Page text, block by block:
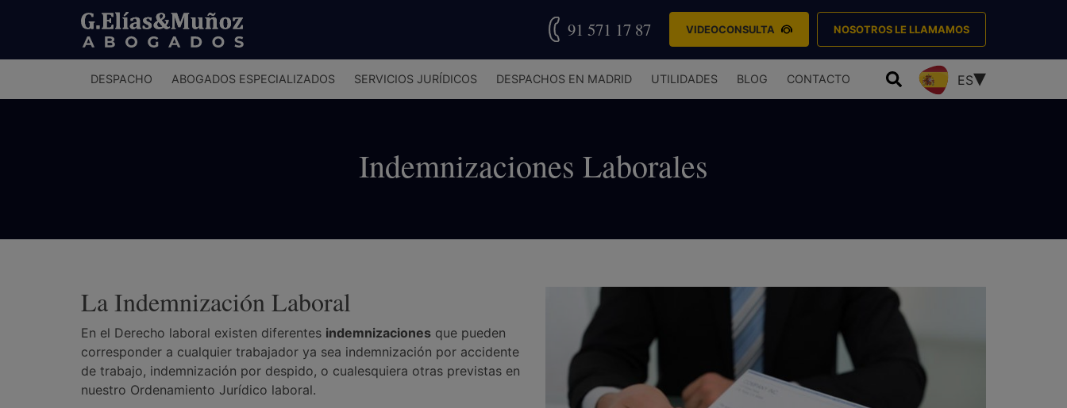
91 571 17 87 VIDEOCONSULTA NOSOTROS LE LLAMAMOS
principal
DESPACHO ABOGADOS ESPECIALIZADOS SERVICIOS JURÍDICOS DESPACHOS EN MADRID UTILIDADES BLOG CONTACTO ES
Indemnizaciones Laborales
La Indemnización Laboral
En el Derecho laboral existen diferentes indemnizaciones que pueden
corresponder a cualquier trabajador ya sea indemnización por accidente
de trabajo, indemnización por despido, o cualesquiera otras previstas en
nuestro Ordenamiento Jurídico laboral.